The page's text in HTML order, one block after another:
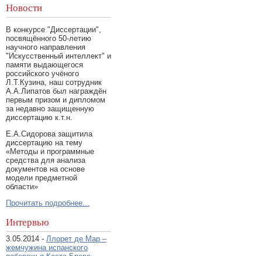
Новости
В конкурсе "Диссертации",
посвящённого 50-летию
научного направления
"Искусственный интеллект" и
памяти выдающегося
российского учёного
Л.Т.Кузина, наш сотрудник
А.А.Липатов был награждён
первым призом и дипломом
за недавно защищенную
диссертацию к.т.н.
Е.А.Сидорова защитила
диссертацию на тему
«Методы и программные
средства для анализа
документов на основе
модели предметной
области»
Прочитать подробнее...
Интервью
3.05.2014 - Ллорет де Мар –
жемчужина испанского